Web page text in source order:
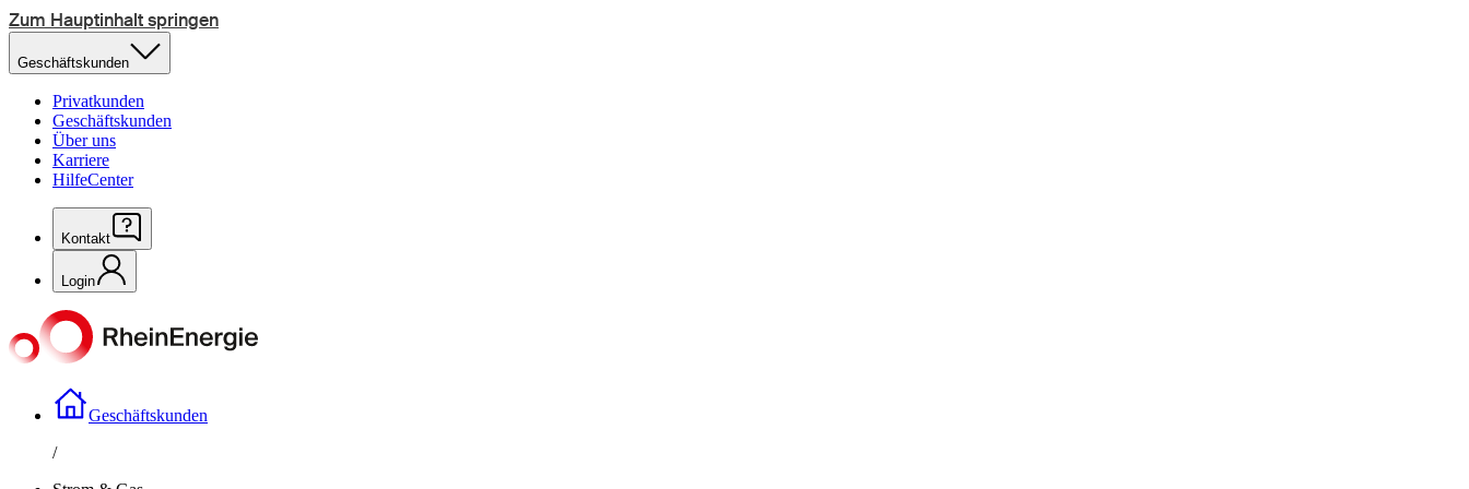
Zum Hauptinhalt springen
Geschäftskunden
Privatkunden
Geschäftskunden
Über uns
Karriere
HilfeCenter
Kontakt
Login
Geschäftskunden
/